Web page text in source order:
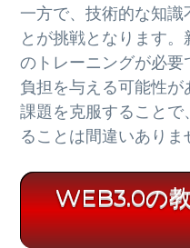
一方で、技術的な知識
とが挑戦となります
のトレーニングが必
負担を与える可能性が
課題を克服すること
ることは間違いありま
WEB3.0の